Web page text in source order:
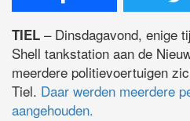
TIEL – Dinsdagavond, enige
Shell tankstation aan de
meerdere politievoertuigen
Tiel. Daar werden meerdere
aangehouden.